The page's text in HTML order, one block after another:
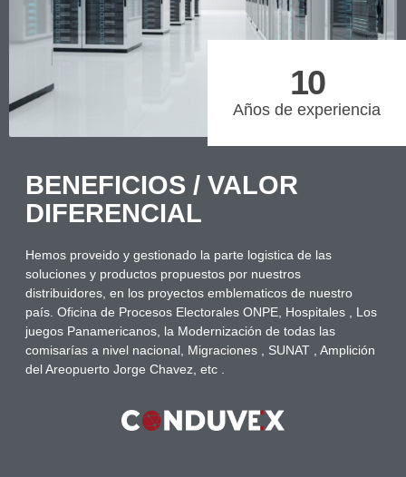
Años de experiencia
10
BENEFICIOS / VALOR
DIFERENCIAL
Hemos proveido y gestionado la parte logistica de las
soluciones y productos propuestos por nuestros
distribuidores, en los proyectos emblematicos de nuestro
país. Oficina de Procesos Electorales ONPE, Hospitales , Los
juegos Panamericanos, la Modernización de todas las
comisarías a nivel nacional, Migraciones , SUNAT , Amplición
del Areopuerto Jorge Chavez, etc .